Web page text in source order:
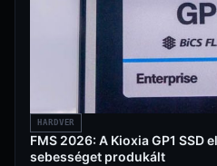
HARDVER
FMS 2026: A Kioxia GP1 SSD
sebességet produkált